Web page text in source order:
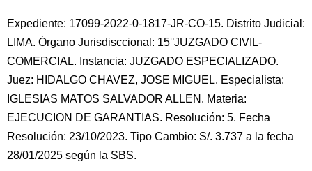
Expediente: 17099-2022-0-1817-JR-CO-15. Distrito Judicial:
LIMA. Órgano Jurisdisccional: 15°JUZGADO CIVIL-
COMERCIAL. Instancia: JUZGADO ESPECIALIZADO.
Juez: HIDALGO CHAVEZ, JOSE MIGUEL. Especialista:
IGLESIAS MATOS SALVADOR ALLEN. Materia:
EJECUCION DE GARANTIAS. Resolución: 5. Fecha
Resolución: 23/10/2023. Tipo Cambio: S/. 3.737 a la fecha
28/01/2025 según la SBS.